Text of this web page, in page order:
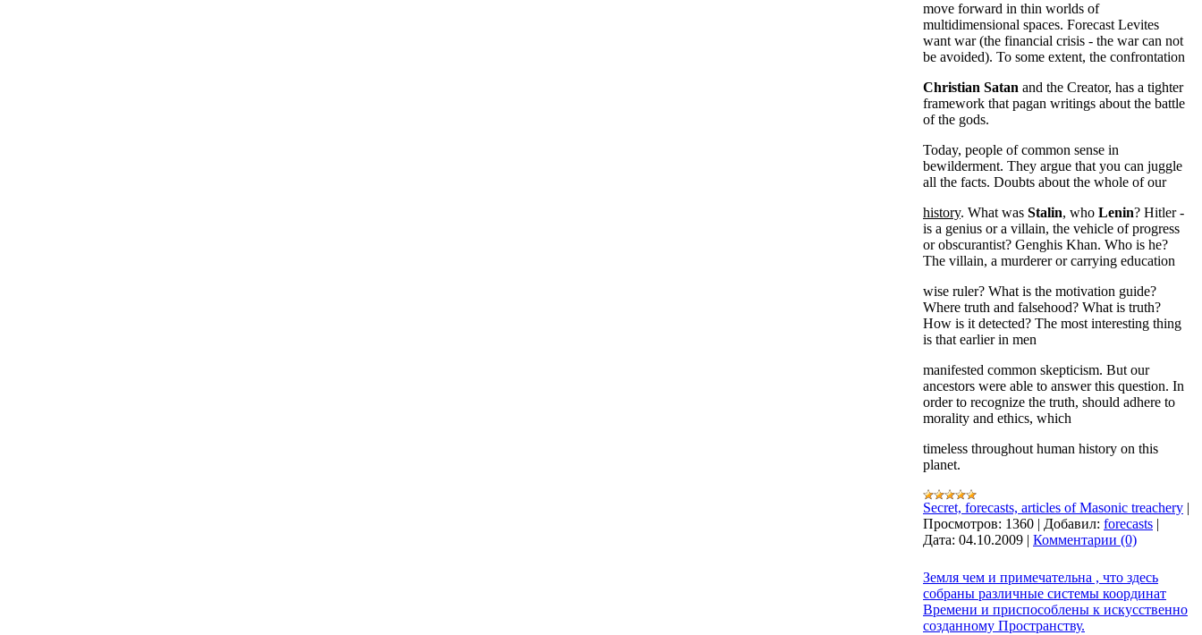
move forward in thin worlds of
multidimensional spaces. Forecast Levites
want war (the financial crisis - the war can not
be avoided). To some extent, the confrontation
Christian Satan and the Creator, has a tighter
framework that pagan writings about the battle
of the gods.
Today, people of common sense in
bewilderment. They argue that you can juggle
all the facts. Doubts about the whole of our
history. What was Stalin, who Lenin? Hitler -
is a genius or a villain, the vehicle of progress
or obscurantist? Genghis Khan. Who is he?
The villain, a murderer or carrying education
wise ruler? What is the motivation guide?
Where truth and falsehood? What is truth?
How is it detected? The most interesting thing
is that earlier in men
manifested common skepticism. But our
ancestors were able to answer this question. In
order to recognize the truth, should adhere to
morality and ethics, which
timeless throughout human history on this
planet.
Secret, forecasts, articles of Masonic treachery |
Просмотров: 1360 | Добавил: forecasts |
Дата: 04.10.2009 | Комментарии (0)
Земля чем и примечательна , что здесь
собраны различные системы координат
Времени и приспособлены к искусственно
созданному Пространству.